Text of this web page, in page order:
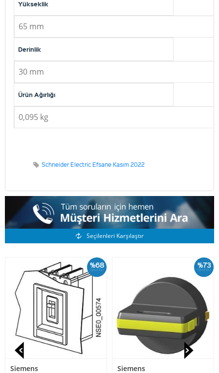
Yükseklik
65 mm
Derinlik
30 mm
Ürün Ağırlığı
0,095 kg
Schneider Electric Efsane Kasım 2022
Benzer Ürünler
Seçilenleri Karşılaştır
%68
İskonto
Siemens
%73
İskonto
Siemens